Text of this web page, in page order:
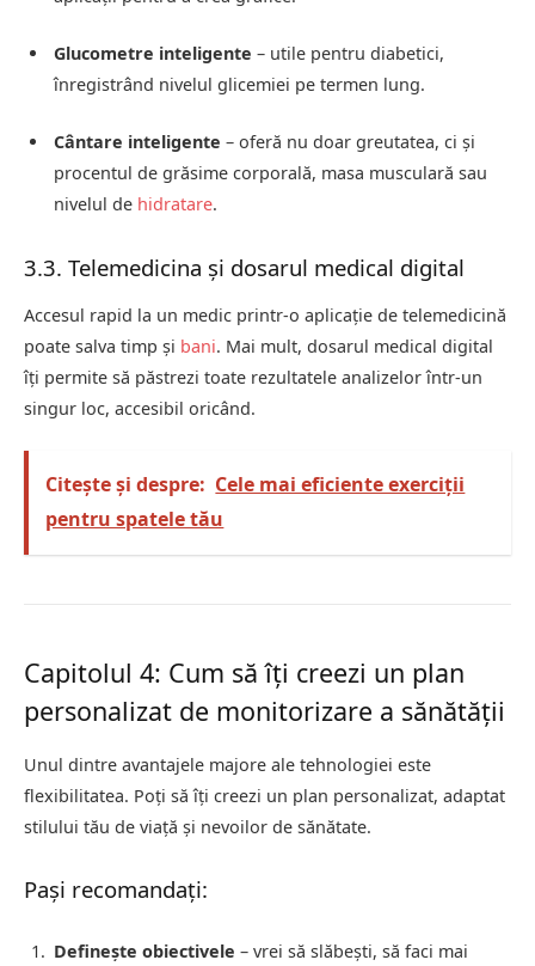
Glucometre inteligente – utile pentru diabetici,
înregistrând nivelul glicemiei pe termen lung.
Cântare inteligente – oferă nu doar greutatea, ci și
procentul de grăsime corporală, masa musculară sau
nivelul de hidratare.
3.3. Telemedicina și dosarul medical digital
Accesul rapid la un medic printr-o aplicație de telemedicină
poate salva timp și bani. Mai mult, dosarul medical digital
îți permite să păstrezi toate rezultatele analizelor într-un
singur loc, accesibil oricând.
Citește și despre: Cele mai eficiente exerciții
pentru spatele tău
Capitolul 4: Cum să îți creezi un plan
personalizat de monitorizare a sănătății
Unul dintre avantajele majore ale tehnologiei este
flexibilitatea. Poți să îți creezi un plan personalizat, adaptat
stilului tău de viață și nevoilor de sănătate.
Pași recomandați:
Definește obiectivele – vrei să slăbești, să faci mai